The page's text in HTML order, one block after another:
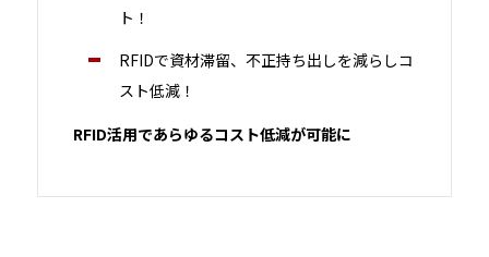
ト！
RFIDで資材滞留、不正持ち出しを減らしコ
スト低減！
RFID活用であらゆるコスト低減が可能に